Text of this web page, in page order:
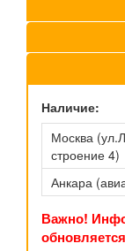
Наличие:
Москва
строение 4)
Анкара
Важно!